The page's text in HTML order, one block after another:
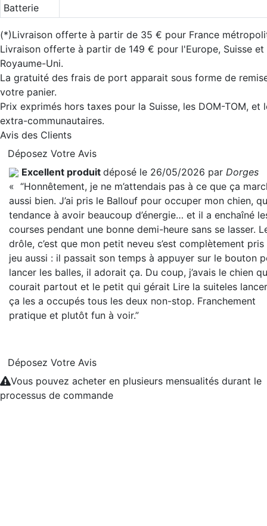
Batterie
(*)Livraison offerte à partir de 35 € pour France
Livraison offerte à partir de 149 € pour l'Europe, Suisse et
Royaume-Uni.
La gratuité des frais de port apparait sous forme de
votre panier.
Prix exprimés hors taxes pour la Suisse, les DOM-TOM, et
extra-communautaires.
Avis des Clients
Déposez Votre Avis
Excellent produit déposé le 26/05/2026 par Dorges
« “Honnêtement, je ne m’attendais pas à ce que ça
aussi bien. J’ai pris le Ballouf pour occuper mon chien,
tendance à avoir beaucoup d’énergie… et il a enchaîné
courses pendant une bonne demi-heure sans se lasser.
drôle, c’est que mon petit neveu s’est complètement pris
jeu aussi : il passait son temps à appuyer sur le bouton
lancer les balles, il adorait ça. Du coup, j’avais le chien
courait partout et le petit qui gérait Lire la suiteles
ça les a occupés tous les deux non-stop. Franchement
pratique et plutôt fun à voir.”
Déposez Votre Avis
Vous pouvez acheter en plusieurs mensualités durant le
processus de commande